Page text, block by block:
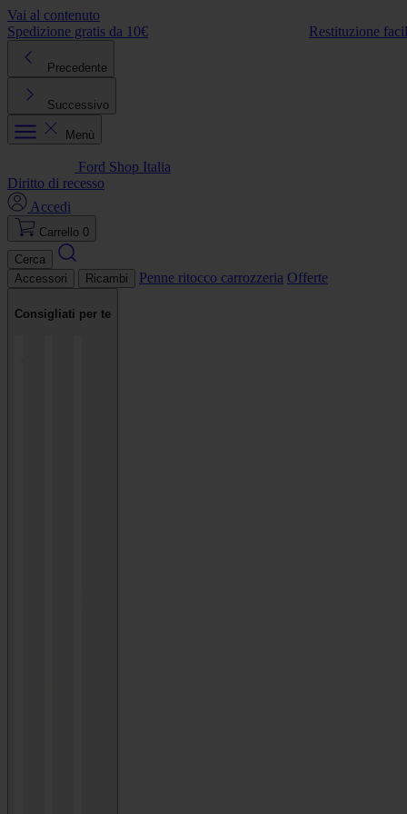
Vai al contenuto
Spedizione gratis da 10€
Restituzione
Precedente
Successivo
Menù
Ford Shop Italia
Diritto di recesso
Accedi
Carrello 0
Cerca
Accessori
Ricambi Penne ritocco carrozzeria Offerte
Consigliati per te